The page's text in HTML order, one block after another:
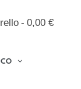
- 0,00 €